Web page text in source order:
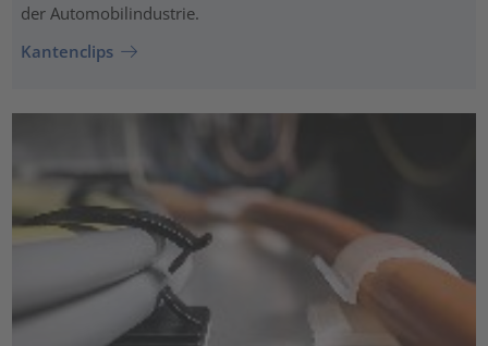
der Automobilindustrie.
Kantenclips